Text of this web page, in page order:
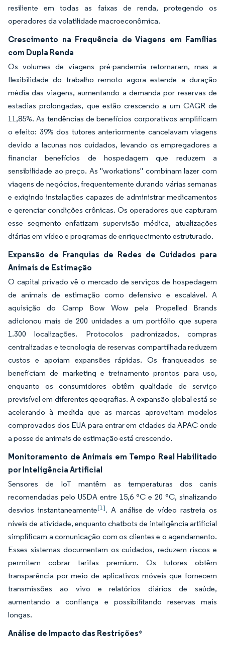
resiliente em todas as faixas de renda, protegendo os
operadores da volatilidade macroeconômica.
Crescimento na Frequência de Viagens em Famílias
com Dupla Renda
Os volumes de viagens pré-pandemia retornaram, mas a
flexibilidade do trabalho remoto agora estende a duração
média das viagens, aumentando a demanda por reservas de
estadias prolongadas, que estão crescendo a um CAGR de
11,85%. As tendências de benefícios corporativos amplificam
o efeito: 39% dos tutores anteriormente cancelavam viagens
devido a lacunas nos cuidados, levando os empregadores a
financiar benefícios de hospedagem que reduzem a
sensibilidade ao preço. As "workations" combinam lazer com
viagens de negócios, frequentemente durando várias semanas
e exigindo instalações capazes de administrar medicamentos
e gerenciar condições crônicas. Os operadores que capturam
esse segmento enfatizam supervisão médica, atualizações
diárias em vídeo e programas de enriquecimento estruturado.
Expansão de Franquias de Redes de Cuidados para
Animais de Estimação
O capital privado vê o mercado de serviços de hospedagem
de animais de estimação como defensivo e escalável. A
aquisição do Camp Bow Wow pela Propelled Brands
adicionou mais de 200 unidades a um portfólio que supera
1.300 localizações. Protocolos padronizados, compras
centralizadas e tecnologia de reservas compartilhada reduzem
custos e apoiam expansões rápidas. Os franqueados se
beneficiam de marketing e treinamento prontos para uso,
enquanto os consumidores obtêm qualidade de serviço
previsível em diferentes geografias. A expansão global está se
acelerando à medida que as marcas aproveitam modelos
comprovados dos EUA para entrar em cidades da APAC onde
a posse de animais de estimação está crescendo.
Monitoramento de Animais em Tempo Real Habilitado
por Inteligência Artificial
Sensores de IoT mantêm as temperaturas dos canis
recomendadas pelo USDA entre 15,6 °C e 20 °C, sinalizando
desvios instantaneamente[1]. A análise de vídeo rastreia os
níveis de atividade, enquanto chatbots de inteligência artificial
simplificam a comunicação com os clientes e o agendamento.
Esses sistemas documentam os cuidados, reduzem riscos e
permitem cobrar tarifas premium. Os tutores obtêm
transparência por meio de aplicativos móveis que fornecem
transmissões ao vivo e relatórios diários de saúde,
aumentando a confiança e possibilitando reservas mais
longas.
Análise de Impacto das Restrições*